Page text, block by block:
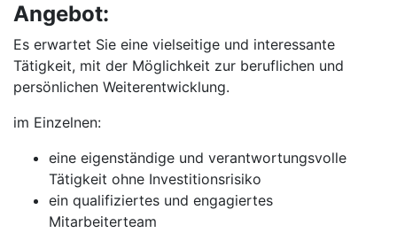
Angebot:
Es erwartet Sie eine vielseitige und interessante
Tätigkeit, mit der Möglichkeit zur beruflichen und
persönlichen Weiterentwicklung.
im Einzelnen:
eine eigenständige und verantwortungsvolle
Tätigkeit ohne Investitionsrisiko
ein qualifiziertes und engagiertes
Mitarbeiterteam